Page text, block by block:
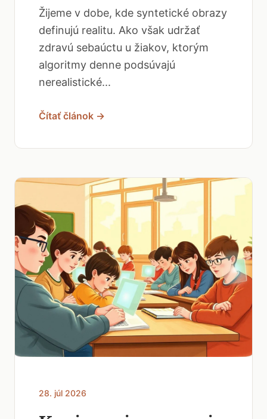
Žijeme v dobe, kde syntetické obrazy
definujú realitu. Ako však udržať
zdravú sebaúctu u žiakov, ktorým
algoritmy denne podsúvajú
nerealistické...
Čítať článok →
28. júl 2026